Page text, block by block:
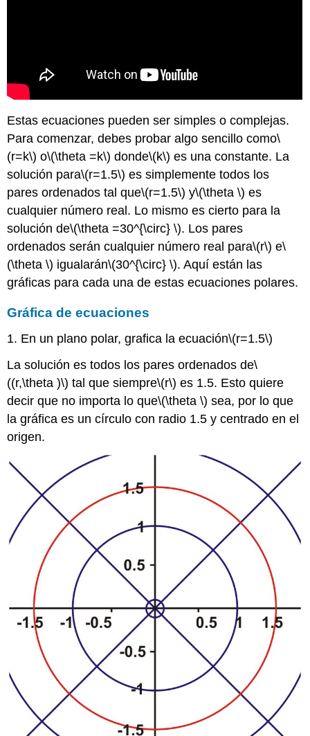
Estas ecuaciones pueden ser simples o complejas.
Para comenzar, debes probar algo sencillo como\
(r=k\) o\(\theta =k\) donde\(k\) es una constante. La
solución para\(r=1.5\) es simplemente todos los
pares ordenados tal que\(r=1.5\) y\(\theta \) es
cualquier número real. Lo mismo es cierto para la
solución de\(\theta =30^{\circ} \). Los pares
ordenados serán cualquier número real para\(r\) e\
(\theta \) igualarán\(30^{\circ} \). Aquí están las
gráficas para cada una de estas ecuaciones polares.
Gráfica de ecuaciones
1. En un plano polar, grafica la ecuación\(r=1.5\)
La solución es todos los pares ordenados de\
((r,\theta )\) tal que siempre\(r\) es 1.5. Esto quiere
decir que no importa lo que\(\theta \) sea, por lo que
la gráfica es un círculo con radio 1.5 y centrado en el
origen.